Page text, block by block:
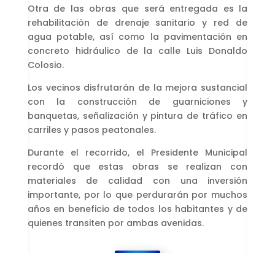
Otra de las obras que será entregada es la
rehabilitación de drenaje sanitario y red de
agua potable, así como la pavimentación en
concreto hidráulico de la calle Luis Donaldo
Colosio.
Los vecinos disfrutarán de la mejora sustancial
con la construcción de guarniciones y
banquetas, señalización y pintura de tráfico en
carriles y pasos peatonales.
Durante el recorrido, el Presidente Municipal
recordó que estas obras se realizan con
materiales de calidad con una inversión
importante, por lo que perdurarán por muchos
años en beneficio de todos los habitantes y de
quienes transiten por ambas avenidas.